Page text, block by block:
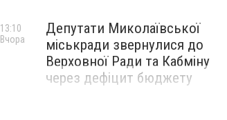
Депутати Миколаївської
міськради звернулися до
Верховної Ради та Кабміну
через дефіцит бюджету
13:10
Вчора